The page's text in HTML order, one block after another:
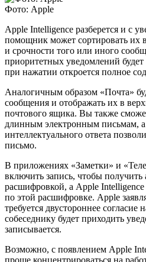
Фото: Apple
Apple Intelligence разберется и с
помощник может сортировать их
и срочности того или иного
приоритетных уведомлений будет
при нажатии откроется полное
Аналогичным образом «Почта»
сообщения и отображать их в
почтового ящика. Вы также
длинным электронным письмам,
интеллектуального ответа
письмо.
В приложениях «Заметки» и
включить запись, чтобы получить
расшифровкой, а Apple Intelligence
по этой расшифровке. Apple
требуется двустороннее согласие
собеседнику будет приходить
записывается.
Возможно, с появлением Apple